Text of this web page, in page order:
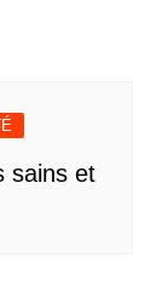
sains et